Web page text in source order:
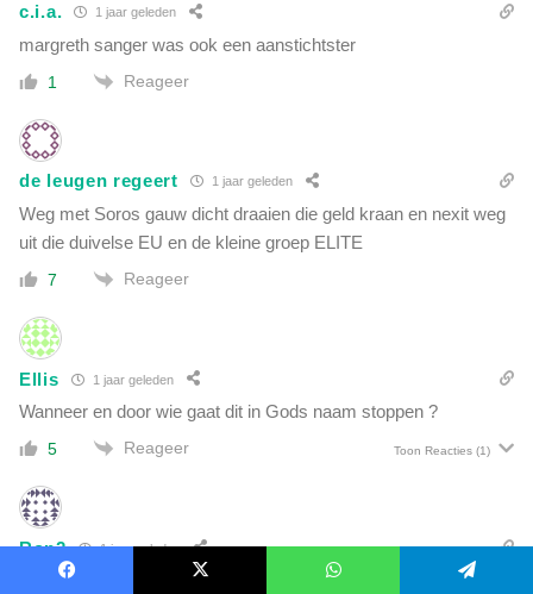
c.i.a. 1 jaar geleden
margreth sanger was ook een aanstichtster
1 Reageer
de leugen regeert 1 jaar geleden
Weg met Soros gauw dicht draaien die geld kraan en nexit weg
uit die duivelse EU en de kleine groep ELITE
7 Reageer
Ellis 1 jaar geleden
Wanneer en door wie gaat dit in Gods naam stoppen ?
5 Reageer Toon Reacties (1)
Ron2 1 jaar geleden
Nou dat hoeft hij niet meer te onthullen, want de meesten hier